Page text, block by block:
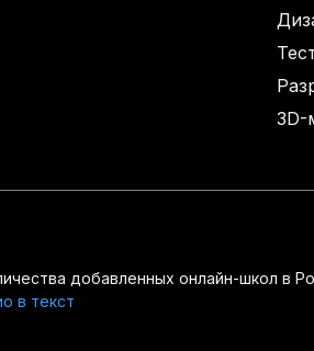
3D-
добавленных онлайн-школ в
в текст